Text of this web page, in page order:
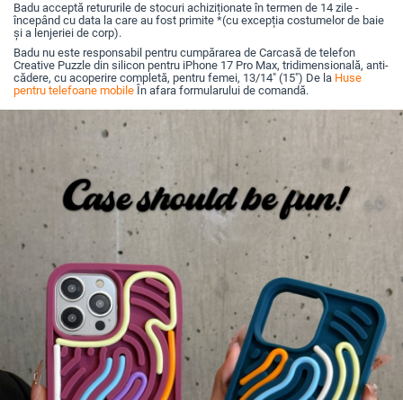
Badu acceptă retururile de stocuri achiziționate în termen de 14 zile -
începând cu data la care au fost primite *(cu excepția costumelor de baie
și a lenjeriei de corp).
Badu nu este responsabil pentru cumpărarea de Carcasă de telefon
Creative Puzzle din silicon pentru iPhone 17 Pro Max, tridimensională, anti-
cădere, cu acoperire completă, pentru femei, 13/14" (15") De la Huse
pentru telefoane mobile În afara formularului de comandă.